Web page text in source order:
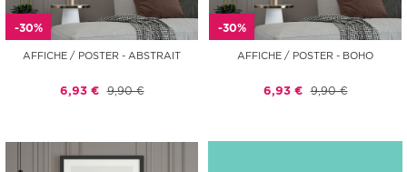
-30%
AFFICHE / POSTER - ABSTRAIT
6,93 € 9,90 €
-30%
AFFICHE / POSTER - BOHO
6,93 € 9,90 €